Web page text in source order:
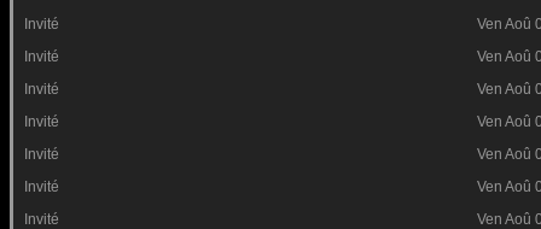
Invité
Ven Aoû
Invité
Ven Aoû
Invité
Ven Aoû
Invité
Ven Aoû
Invité
Ven Aoû
Invité
Ven Aoû
Invité
Ven Aoû